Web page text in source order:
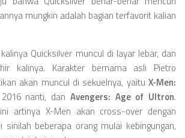
mungkin adalah bagian terfavorit kalian
Quicksilver muncul di layar lebar, dan
kalinya. Karakter bernama asli Pietro
akan muncul di sekuelnya, yaitu X-Men:
nanti, dan Avengers: Age of Ultron.
artinya X-Men akan cross-over dengan
sinilah beberapa orang mulai kebingungan,